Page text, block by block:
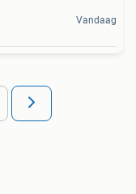
Vandaag